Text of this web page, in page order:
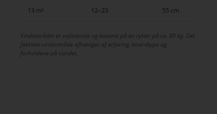
13 m² 12–23 55 cm
Vindområdet er vejledende og baseret på en rytter på ca. 80 kg. Det
faktiske vindområde afhænger af erfaring, boardtype og
forholdene på vandet.